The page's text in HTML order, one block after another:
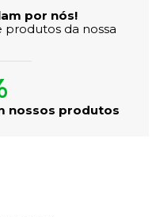
por nós!
produtos da nossa
nossos produtos